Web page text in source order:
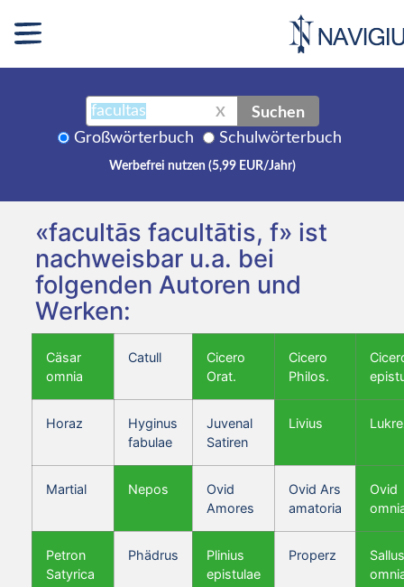
X Suchen
Großwörterbuch Schulwörterbuch
Werbefrei nutzen (5,99 EUR/Jahr)
«facultās facultātis, f» ist
nachweisbar u.a. bei
folgenden Autoren und
Werken:
Cäsar
omnia
Catull
Cicero
Orat.
Cicero
Philos.
Horaz
Hyginus
fabulae
Juvenal
Satiren
Livius
Martial Nepos
Ovid
Amores
Ovid Ars
amatoria
Ovid
Petron
Satyrica
Phädrus
Plinius
epistulae
Properz